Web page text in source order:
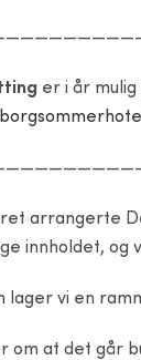
er i år
arrangerte
innholdet, og
lager vi en
om at det går